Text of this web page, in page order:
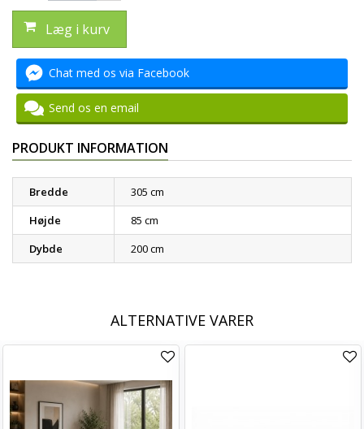
Læg i kurv
Chat med os via Facebook
Send os en email
PRODUKT INFORMATION
Bredde
305 cm
Højde
85 cm
Dybde
200 cm
ALTERNATIVE VARER